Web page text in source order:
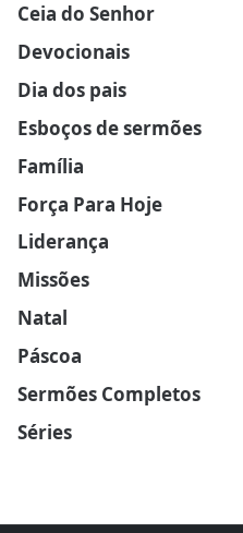
Ceia do Senhor
Devocionais
Dia dos pais
Esboços de sermões
Família
Força Para Hoje
Liderança
Missões
Natal
Páscoa
Sermões Completos
Séries